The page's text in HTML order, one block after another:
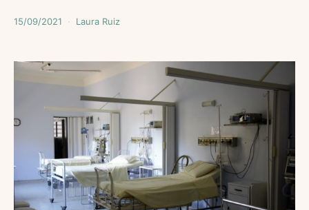
15/09/2021 Laura Ruiz